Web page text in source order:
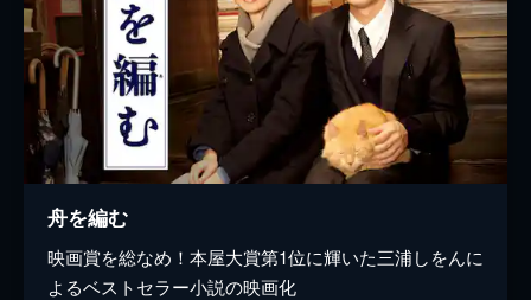
舟を編む
映画賞を総なめ！本屋大賞第1位に輝いた三浦しをんに
よるベストセラー小説の映画化